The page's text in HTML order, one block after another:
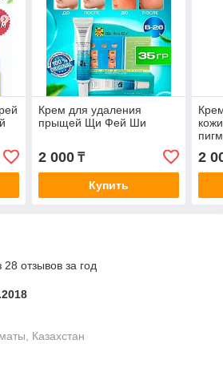
Крем для удаления
прыщей Щи Фей Ши
2 000₸
Купить
2
отзывов за год
Казахстан